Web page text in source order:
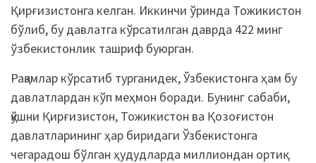
Қирғизистонга келган. Иккинчи ўринда Тожикистон
бўлиб, бу давлатга кўрсатилган даврда 422 минг
ўзбекистонлик ташриф буюрган.
Рақамлар кўрсатиб турганидек, Ўзбекистонга ҳам бу
давлатлардан кўп меҳмон боради. Бунинг сабаби,
қўшни Қирғизистон, Тожикистон ва Қозоғистон
давлатларининг ҳар биридаги Ўзбекистонга
чегарадош бўлган ҳудудларда миллиондан ортиқ